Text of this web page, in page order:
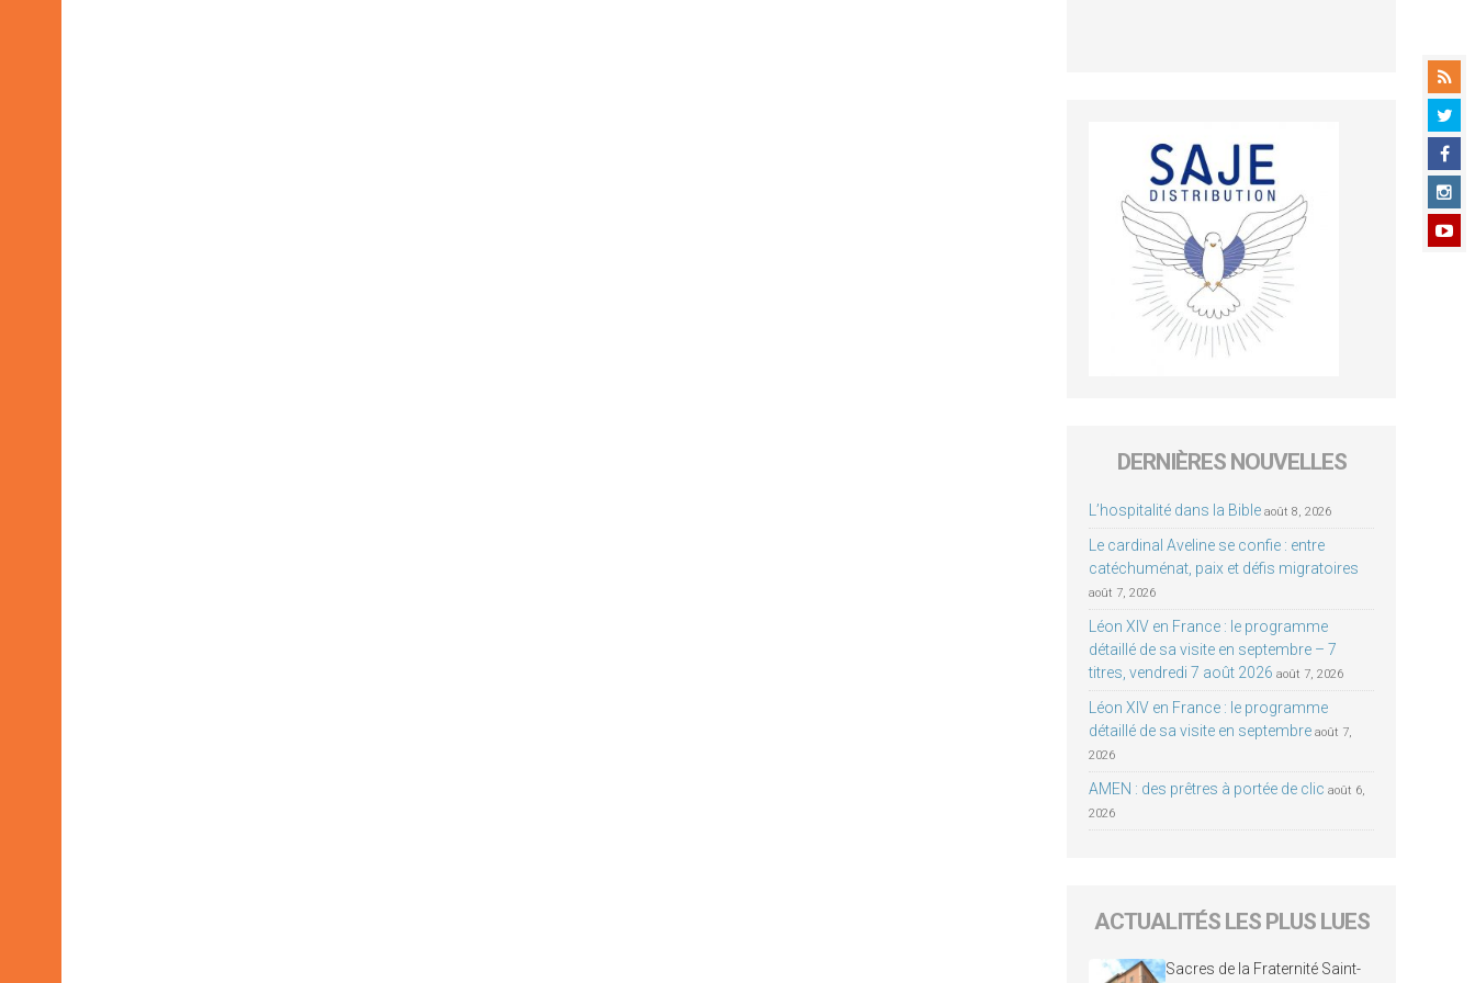
DERNIÈRES NOUVELLES
L’hospitalité dans la Bible août 8, 2026
Le cardinal Aveline se confie : entre
catéchuménat, paix et défis migratoires
août 7, 2026
Léon XIV en France : le programme
détaillé de sa visite en septembre – 7
titres, vendredi 7 août 2026 août 7, 2026
Léon XIV en France : le programme
détaillé de sa visite en septembre août 7,
2026
AMEN : des prêtres à portée de clic août 6,
2026
ACTUALITÉS LES PLUS LUES
Sacres de la Fraternité Saint-